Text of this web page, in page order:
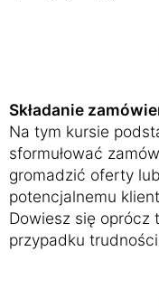
Składanie
Na tym kursie
sformułować
gromadzić oferty
potencjalnemu
Dowiesz się oprócz
przypadku